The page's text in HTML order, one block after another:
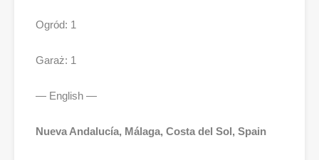
Ogród: 1
Garaż: 1
— English —
Nueva Andalucía, Málaga, Costa del Sol, Spain